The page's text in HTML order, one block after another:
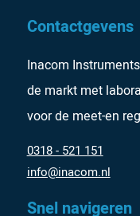
Contactgevens
Inacom
de markt met
voor de meet-en
0318 - 521 151
info@inacom.nl
Snel navigeren